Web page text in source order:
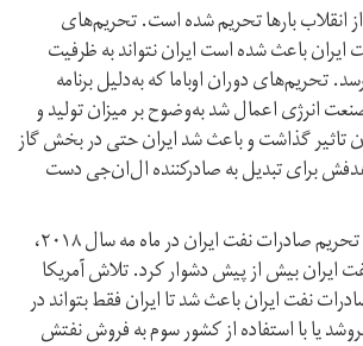
بارها تحریم شده است. تحریم‌های
باعث شده است ایران نتواند به ظرفیت
تحریم‌های دوران اوباما که به‌دلیل برنامه
انرژی اعمال شد به‌وضوح بر میزان تولید و
تاثیر گذاشت و باعث شد ایران حتی در بخش گاز
برای تبدیل به صادر‌کننده ال‌ان‌جی دست
خروج آمریکا از برجام و تحریم صادرات نفت ایران در ماه مه سال ۲۰۱۸،
ایران بیش از پیش دشوار کرد. تلاش آمریکا
نفت ایران باعث شد تا ایران فقط بتواند در
یا با استفاده از کشور سوم به فروش نفتش